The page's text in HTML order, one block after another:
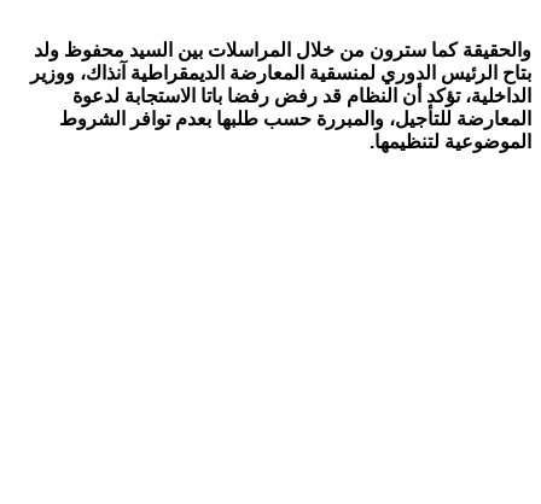
والحقيقة كما سترون من خلال المراسلات بين السيد محفوظ ولد
بتاح الرئيس الدوري لمنسقية المعارضة الديمقراطية آنذاك، ووزير
الداخلية، تؤكد أن النظام قد رفض رفضا باتا الاستجابة لدعوة
المعارضة للتأجيل، والمبررة حسب طلبها بعدم توافر الشروط
الموضوعية لتنظيمها.